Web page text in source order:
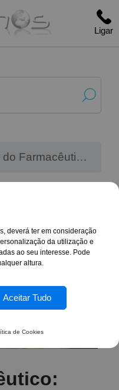
deverá ter em consideração
da utilização e
ao seu interesse. Pode
altura.
Aceitar Tudo
de Cookies
Ligar
do Farmacêutico:
Essencial